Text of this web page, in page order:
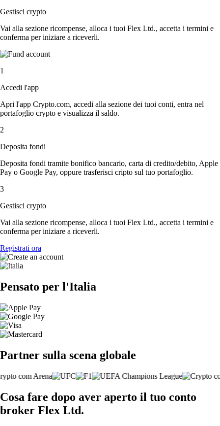
Gestisci crypto
Vai alla sezione ricompense, alloca i tuoi Flex Ltd., accetta i termini e
conferma per iniziare a riceverli.
1
Accedi l'app
Apri l'app Crypto.com, accedi alla sezione dei tuoi conti, entra nel
portafoglio crypto e visualizza il saldo.
2
Deposita fondi
Deposita fondi tramite bonifico bancario, carta di credito/debito, Apple
Pay o Google Pay, oppure trasferisci cripto sul tuo portafoglio.
3
Gestisci crypto
Vai alla sezione ricompense, alloca i tuoi Flex Ltd., accetta i termini e
conferma per iniziare a riceverli.
Registrati ora
Pensato per l'Italia
Partner sulla scena globale
Cosa fare dopo aver aperto il tuo conto
broker Flex Ltd.